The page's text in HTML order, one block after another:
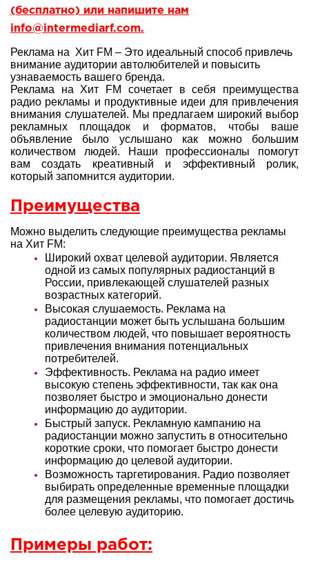
(бесплатно) или напишите нам
info@intermediarf.com.
Реклама на Хит FM – Это идеальный способ привлечь
внимание аудитории автолюбителей и повысить
узнаваемость вашего бренда.
Реклама на Хит FM сочетает в себя преимущества
радио рекламы и продуктивные идеи для привлечения
внимания слушателей. Мы предлагаем широкий выбор
рекламных площадок и форматов, чтобы ваше
объявление было услышано как можно большим
количеством людей. Наши профессионалы помогут
вам создать креативный и эффективный ролик,
который запомнится аудитории.
Преимущества
Можно выделить следующие преимущества рекламы
на Хит FM:
Широкий охват целевой аудитории. Является
одной из самых популярных радиостанций в
России, привлекающей слушателей разных
возрастных категорий.
Высокая слушаемость. Реклама на
радиостанции может быть услышана большим
количеством людей, что повышает вероятность
привлечения внимания потенциальных
потребителей.
Эффективность. Реклама на радио имеет
высокую степень эффективности, так как она
позволяет быстро и эмоционально донести
информацию до аудитории.
Быстрый запуск. Рекламную кампанию на
радиостанции можно запустить в относительно
короткие сроки, что помогает быстро донести
информацию до целевой аудитории.
Возможность таргетирования. Радио позволяет
выбирать определенные временные площадки
для размещения рекламы, что помогает достичь
более целевую аудиторию.
Примеры работ: